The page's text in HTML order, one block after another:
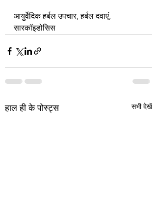
आयुर्वेदिक हर्बल उपचार, हर्बल दवाएं,
सारकॉइडोसिस
हाल ही के पोस्ट्स सभी देखें